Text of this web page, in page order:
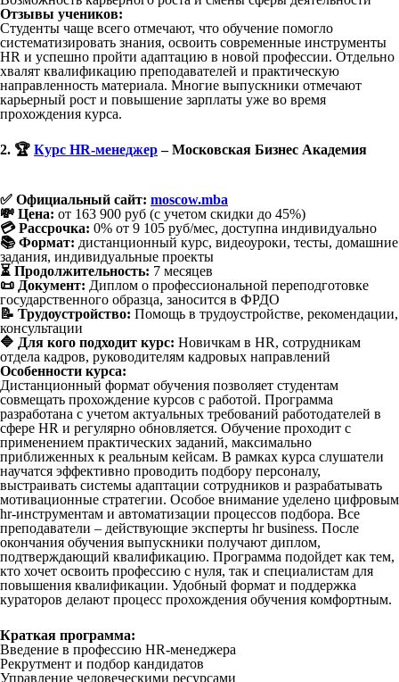
Отзывы учеников:
Студенты чаще всего отмечают, что обучение помогло
систематизировать знания, освоить современные инструменты
HR и успешно пройти адаптацию в новой профессии. Отдельно
хвалят квалификацию преподавателей и практическую
направленность материала. Многие выпускники отмечают
карьерный рост и повышение зарплаты уже во время
прохождения курса.
2. 🏆 Курс HR-менеджер– Московская Бизнес Академия
✅ Официальный сайт: moscow.mba
💸 Цена: от 163 900 руб (с учетом скидки до 45%)
💳 Рассрочка: 0% от 9 105 руб/мес, доступна индивидуально
📚 Формат: дистанционный курс, видеоуроки, тесты, домашние
задания, индивидуальные проекты
⏳ Продолжительность: 7 месяцев
📜 Документ: Диплом о профессиональной переподготовке
государственного образца, заносится в ФРДО
📝 Трудоустройство: Помощь в трудоустройстве, рекомендации,
консультации
🔷 Для кого подходит курс: Новичкам в HR, сотрудникам
отдела кадров, руководителям кадровых направлений
Особенности курса:
Дистанционный формат обучения позволяет студентам
совмещать прохождение курсов с работой. Программа
разработана с учетом актуальных требований работодателей в
сфере HR и регулярно обновляется. Обучение проходит с
применением практических заданий, максимально
приближенных к реальным кейсам. В рамках курса слушатели
научатся эффективно проводить подбору персоналу,
выстраивать системы адаптации сотрудников и разрабатывать
мотивационные стратегии. Особое внимание уделено цифровым
hr-инструментам и автоматизации процессов подбора. Все
преподаватели – действующие эксперты hr business. После
окончания обучения выпускники получают диплом,
подтверждающий квалификацию. Программа подойдет как тем,
кто хочет освоить профессию с нуля, так и специалистам для
повышения квалификации. Удобный формат и поддержка
кураторов делают процесс прохождения обучения комфортным.
Краткая программа:
Введение в профессию HR-менеджера
Рекрутмент и подбор кандидатов
Управление человеческими ресурсами